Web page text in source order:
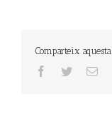
Comparteix